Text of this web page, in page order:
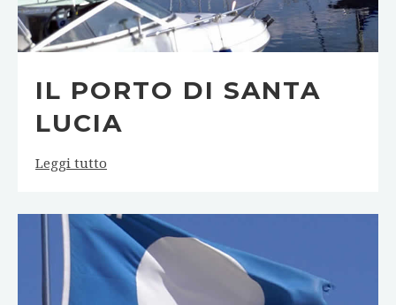
IL PORTO DI SANTA
LUCIA
Leggi tutto